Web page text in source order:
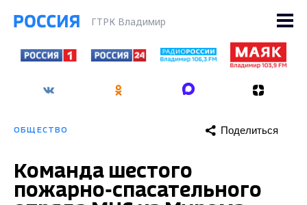
ГТРК Владимир
ОБЩЕСТВО Поделиться
Команда шестого
пожарно-спасательного